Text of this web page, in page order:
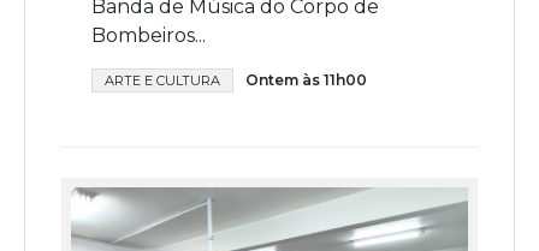
Banda de Música do Corpo de
Bombeiros...
ARTE E CULTURA Ontem às 11h00